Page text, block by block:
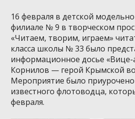
16 февраля в детской
филиале № 9 в творческом
«Читаем, творим, играем»
класса школы № 33 было
информационное досье «Вице-
Корнилов — герой Крымской
Мероприятие было
известного флотоводца,
февраля.